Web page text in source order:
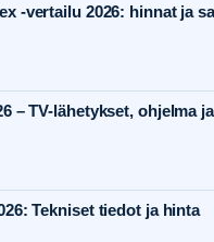
-vertailu 2026: hinnat ja
– TV-lähetykset, ohjelma
Tekniset tiedot ja hinta